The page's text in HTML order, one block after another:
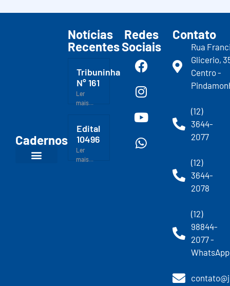
Cadernos
Notícias
Recentes
Tribuninha
N° 161
Ler
mais...
Edital
10496
Ler
mais...
Redes
Sociais
Contato
Rua
Glicerio,
Centro -
(12)
3644-
2077
(12)
3644-
2078
(12)
98844-
2077 -
WhatsApp